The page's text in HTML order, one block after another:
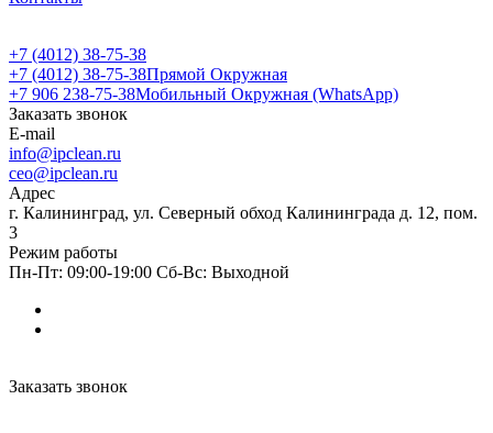
+7 (4012) 38-75-38
+7 (4012) 38-75-38Прямой Окружная
+7 906 238-75-38Мобильный Окружная (WhatsApp)
Заказать звонок
E-mail
info@ipclean.ru
ceo@ipclean.ru
Адрес
г. Калининград, ул. Северный обход Калининграда д. 12, пом.
3
Режим работы
Пн-Пт: 09:00-19:00 Сб-Вс: Выходной
Заказать звонок